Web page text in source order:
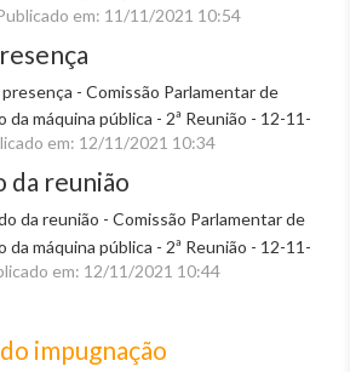
em: 11/11/2021 10:54
- Comissão Parlamentar de
da máquina pública - 2ª Reunião - 12-11-
em: 12/11/2021 10:34
da reunião
da reunião - Comissão Parlamentar de
da máquina pública - 2ª Reunião - 12-11-
em: 12/11/2021 10:44
impugnação